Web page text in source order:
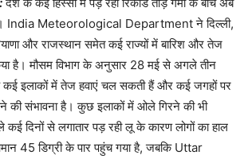
India Meteorological Department ने दिल्ली,
और राजस्थान समेत कई राज्यों में बारिश और तेज
है। मौसम विभाग के अनुसार 28 मई से अगले तीन
कई इलाकों में तेज हवाएं चल सकती हैं और कई जगहों पर
की संभावना है। कुछ इलाकों में ओले गिरने की भी
कई दिनों से लगातार पड़ रही लू के कारण लोगों का हाल
45 डिग्री के पार पहुंच गया है, जबकि Uttar